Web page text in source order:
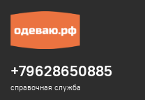
+79628650885
справочная служба